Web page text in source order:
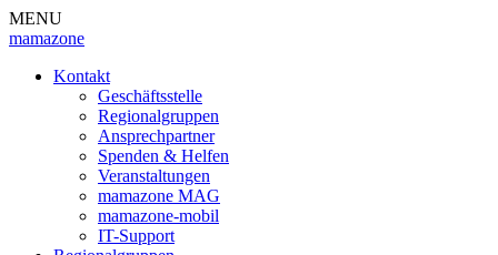
MENU
mamazone
Kontakt
Geschäftsstelle
Regionalgruppen
Ansprechpartner
Spenden & Helfen
Veranstaltungen
mamazone MAG
mamazone-mobil
IT-Support